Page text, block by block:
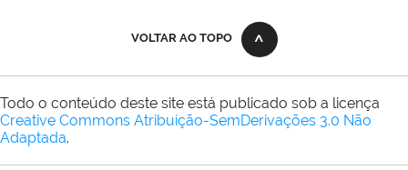
VOLTAR AO TOPO
Todo o conteúdo deste site está publicado sob a licença
Creative Commons Atribuição-SemDerivações 3.0 Não
Adaptada.